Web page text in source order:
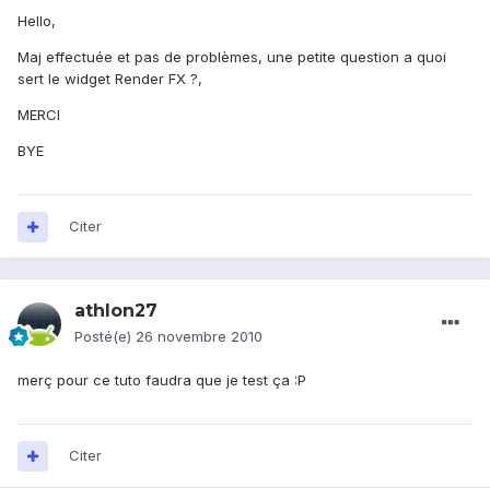
Hello,
Maj effectuée et pas de problèmes, une petite question a quoi
sert le widget Render FX ?,
MERCI
BYE
Citer
athlon27
Posté(e) 26 novembre 2010
merç pour ce tuto faudra que je test ça :P
Citer